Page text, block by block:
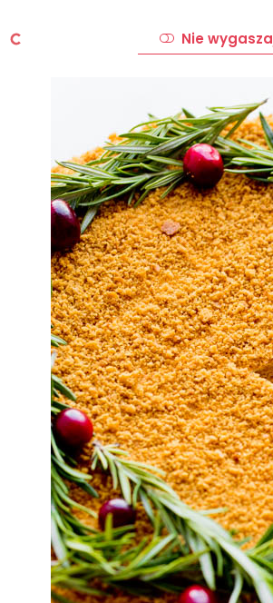
Nie